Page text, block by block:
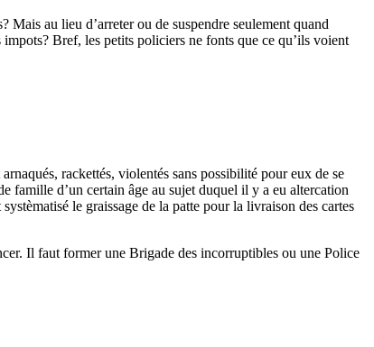
au lieu d’arreter ou de suspendre seulement quand
Bref, les petits policiers ne fonts que ce qu’ils voient
rackettés, violentés sans possibilité pour eux de se
famille d’un certain âge au sujet duquel il y a eu altercation
le graissage de la patte pour la livraison des cartes
Il faut former une Brigade des incorruptibles ou une Police